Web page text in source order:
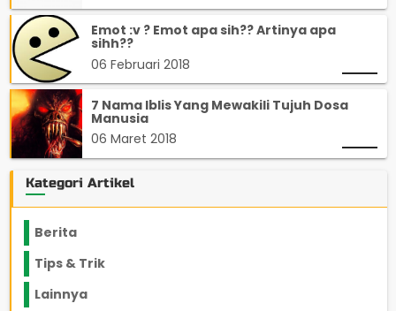
Emot :v ? Emot apa sih?? Artinya apa
sihh??
06 Februari 2018
7 Nama Iblis Yang Mewakili Tujuh Dosa
Manusia
06 Maret 2018
Kategori Artikel
Berita
Tips & Trik
Lainnya